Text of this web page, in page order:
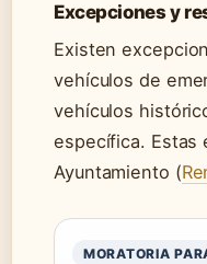
Excepciones y
Existen
vehículos de
vehículos
específica. Estas
Ayuntamiento (
MORATORIA